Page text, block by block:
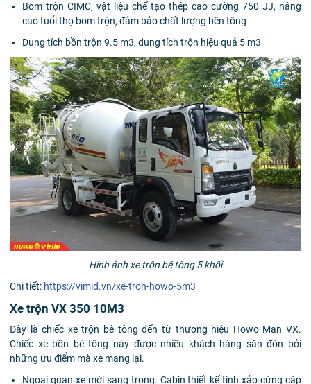
Bom trộn CIMC, vật liệu chế tạo thép cao cường 750 JJ, nâng
cao tuổi thọ bom trộn, đảm bảo chất lượng bên tông
Dung tích bồn trộn 9.5 m3, dung tích trộn hiệu quả 5 m3
Hỉnh ảnh xe trộn bê tông 5 khối
Chi tiết: https://vimid.vn/xe-tron-howo-5m3
Xe trộn VX 350 10M3
Đây là chiếc xe trộn bê tông đến từ thương hiệu Howo Man VX.
Chiếc xe bồn bê tông này được nhiều khách hàng săn đón bởi
những ưu điểm mà xe mang lại.
Ngoại quan xe mới sang trọng. Cabin thiết kế tinh xảo cứng cáp